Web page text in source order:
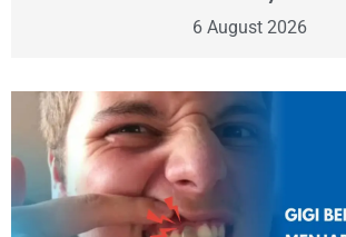
6 August 2026